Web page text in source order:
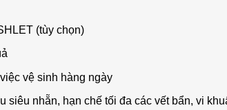
(tùy chọn)
vệ sinh hàng ngày
siêu nhẵn, hạn chế tối đa các vết bẩn, vi